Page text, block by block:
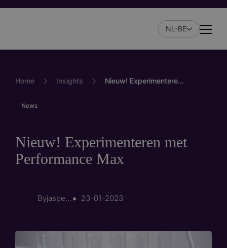
Skip
NL-BE
Home Insights Nieuw! Experimenteren met Performance Max
News
Nieuw! Experimenteren met
Performance Max
By jasper.veldman 23-01-2023